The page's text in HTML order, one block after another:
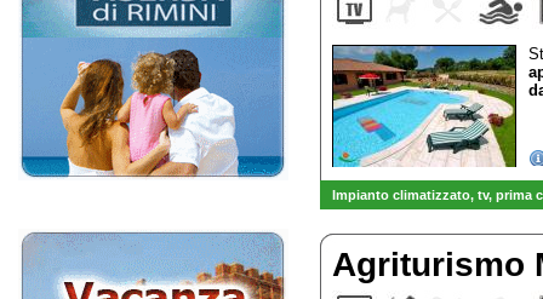
Impianto climatizzato, tv, prima
Agriturismo